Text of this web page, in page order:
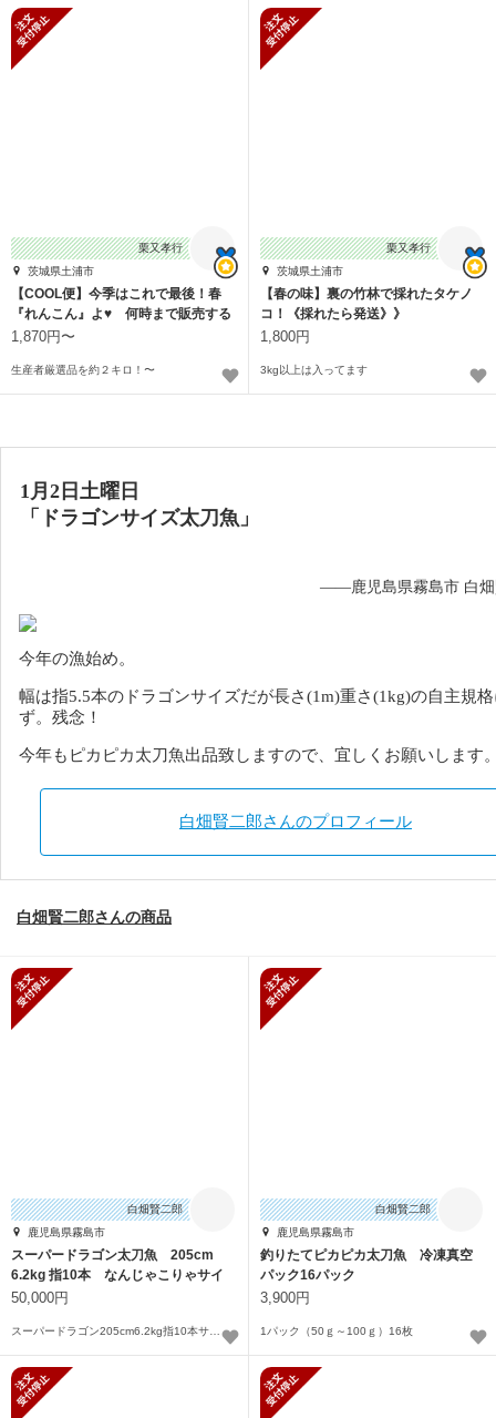
栗又孝行
茨城県土浦市
【COOL便】今季はこれで最後！春
『れんこん』よ♥️ 何時まで販売する
かは未定
1,870円〜
生産者厳選品を約２キロ！〜
栗又孝行
茨城県土浦市
【春の味】裏の竹林で採れたタケノ
コ！《採れたら発送》》
1,800円
3kg以上は入ってます
1月2日土曜日
「ドラゴンサイズ太刀魚」
——鹿児島県霧島市 白畑
今年の漁始め。
幅は指5.5本のドラゴンサイズだが長さ(1m)重さ(1kg)の自主規
ず。 残念！
今年もピカピカ太刀魚出品致しますので、宜しくお願いします
白畑賢二郎さんのプロフィール
白畑賢二郎さんの商品
白畑賢二郎
鹿児島県霧島市
スーパードラゴン太刀魚 205cm
6.2kg 指10本 なんじゃこりゃサイ
ズ
50,000円
白畑賢二郎
鹿児島県霧島市
釣りたてピカピカ太刀魚 冷凍真空
パック16パック
3,900円
1パック（50ｇ～100ｇ）16枚